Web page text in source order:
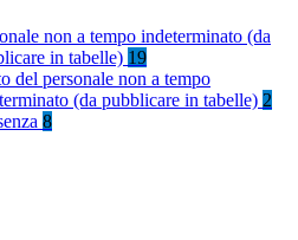
non a tempo indeterminato (da
in tabelle) 19
del personale non a tempo
(da pubblicare in tabelle) 2
8